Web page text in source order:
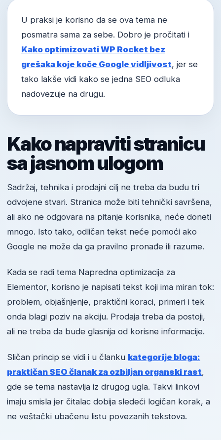
U praksi je korisno da se ova tema ne
posmatra sama za sebe. Dobro je pročitati i
Kako optimizovati WP Rocket bez
grešaka koje koče Google vidljivost, jer se
tako lakše vidi kako se jedna SEO odluka
nadovezuje na drugu.
Kako napraviti stranicu
sa jasnom ulogom
Sadržaj, tehnika i prodajni cilj ne treba da budu tri
odvojene stvari. Stranica može biti tehnički savršena,
ali ako ne odgovara na pitanje korisnika, neće doneti
mnogo. Isto tako, odličan tekst neće pomoći ako
Google ne može da ga pravilno pronađe ili razume.
Kada se radi tema Napredna optimizacija za
Elementor, korisno je napisati tekst koji ima miran tok:
problem, objašnjenje, praktični koraci, primeri i tek
onda blagi poziv na akciju. Prodaja treba da postoji,
ali ne treba da bude glasnija od korisne informacije.
Sličan princip se vidi i u članku kategorije bloga:
praktičan SEO članak za ozbiljan organski rast,
gde se tema nastavlja iz drugog ugla. Takvi linkovi
imaju smisla jer čitalac dobija sledeći logičan korak, a
ne veštački ubačenu listu povezanih tekstova.